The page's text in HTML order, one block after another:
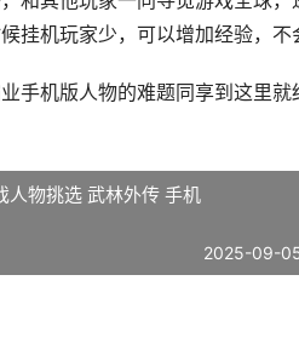
挂机玩家少，可以增加经验，不
手机版人物的难题同享到这里就
人物挑选 武林外传 手机
2025-09-